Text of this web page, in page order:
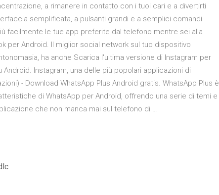
a rimanere in contatto con i tuoi cari e a divertirti
semplificata, a pulsanti grandi e a semplici comandi
facilmente le tue app preferite dal telefono mentre sei alla
per Android. Il miglior social network sul tuo dispositivo
ha anche Scarica l'ultima versione di Instagram per
Instagram, una delle più popolari applicazioni di
- Download WhatsApp Plus Android gratis. WhatsApp Plus è
di WhatsApp per Android, offrendo una serie di temi e
che non manca mai sul telefono di …